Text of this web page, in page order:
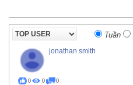
Tuần
jonathan smith
0 0 0